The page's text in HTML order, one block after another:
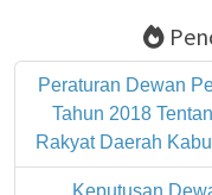
Peraturan Dewan
Tahun 2018
Rakyat Daerah
Keputusan